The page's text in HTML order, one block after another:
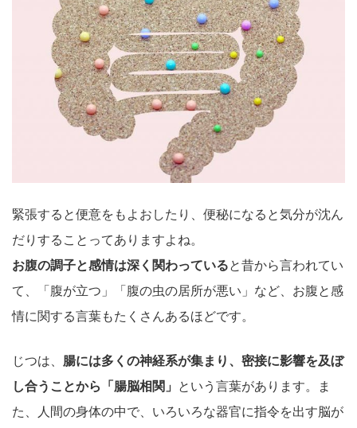
緊張すると便意をもよおしたり、便秘になると気分が沈ん
だりすることってありますよね。
お腹の調子と感情は深く関わっていると昔から言われてい
て、「腹が立つ」「腹の虫の居所が悪い」など、お腹と感
情に関する言葉もたくさんあるほどです。
じつは、 腸には多くの神経系が集まり、密接に影響を及ぼ
し合うことから「腸脳相関」
という言葉があります。ま
た、人間の身体の中で、いろいろな器官に指令を出す脳が